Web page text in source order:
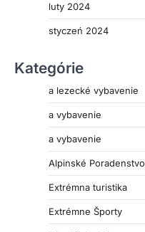
luty 2024
styczeń 2024
Kategórie
a lezecké vybavenie
a vybavenie
a vybavenie
Alpinské Poradenstvo
Extrémna turistika
Extrémne Športy